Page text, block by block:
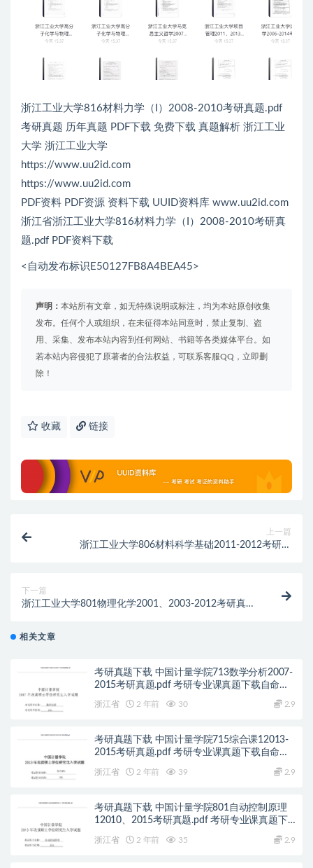
浙江工业大学816材料力学（I）2008-2010考研真题.pdf
考研真题 历年真题 PDF下载 免费下载 真题解析 浙江工业
大学 浙江工业大学
https://www.uu2id.com
https://www.uu2id.com
PDF资料 PDF资源 资料下载 UUID资料库 www.uu2id.com
浙江省浙江工业大学816材料力学（I）2008-2010考研真
题.pdf PDF资料下载
<自动发布标识E50127FB8A4BEA45>
声明： 本站所有文章，如无特殊说明或标注，均为本站原创收集
发布。任何个人或组织，在未征得本站同意时，禁止复制、盗
用、采集、发布本站内容到任何网站、书籍等各类媒体平台。如
若本站内容侵犯了原著者的合法权益，可联系客服QQ，立即删
除！
收藏 链接
上一篇
浙江工业大学806材料科学基础2011-2012考研真
下一篇
浙江工业大学801物理化学2001、2003-2012考研真
相关文章
考研真题下载 中国计量学院713数学分析2007-
2015考研真题.pdf 考研专业课真题下载自命题
浙江省 2 年前 30 2.9
考研真题下载 中国计量学院715综合课12013-
2015考研真题.pdf 考研专业课真题下载自命题
浙江省 2 年前 39 2.9
考研真题下载 中国计量学院801自动控制原理
12010、2015考研真题.pdf 考研专业课真题下
浙江省 2 年前 35 2.9